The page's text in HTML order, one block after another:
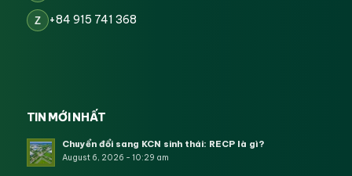
Z +84 915 741 368
TIN MỚI NHẤT
Chuyển đổi sang KCN sinh thái: RECP là gì?
August 6, 2026 - 10:29 am